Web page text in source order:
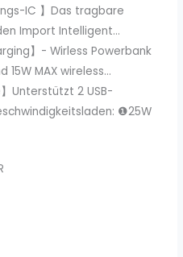
IC 】Das tragbare
Import Intelligent...
】- Wirless Powerbank
MAX wireless...
】Unterstützt 2 USB-
❶25W